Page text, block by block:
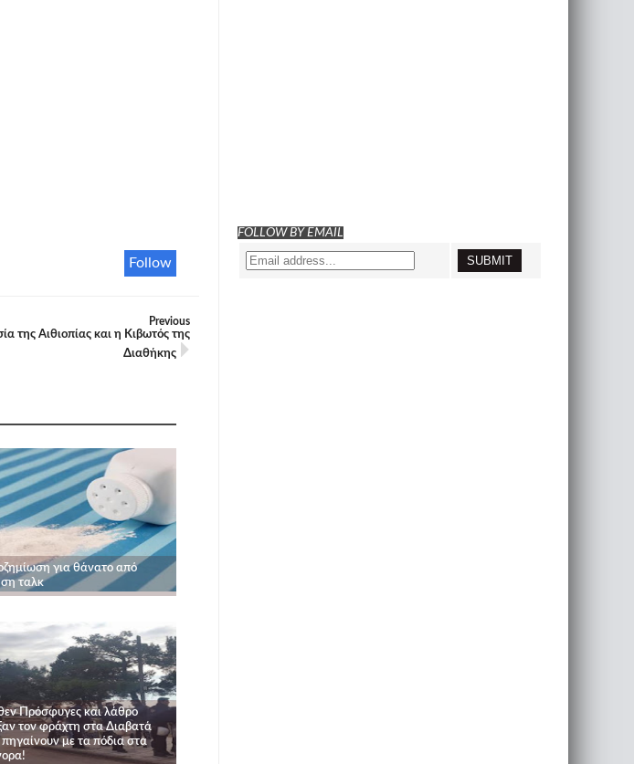
Follow
Previous
της Αιθιοπίας και η Κιβωτός της
Διαθήκης
για θάνατο από
ταλκ
Πρόσφυγες και λάθρο
τον φράχτη στα Διαβατά
πηγαίνουν με τα πόδια στα
FOLLOW BY EMAIL